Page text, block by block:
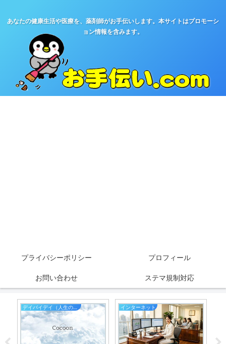
あなたの健康生活や医療を、薬剤師がお手伝いします。本サイトはプロモーシ
ョン情報を含みます。
プライバシーポリシー プロフィール
お問い合わせ ステマ規制対応
デイバイデイ（人生の散歩道） インターネット